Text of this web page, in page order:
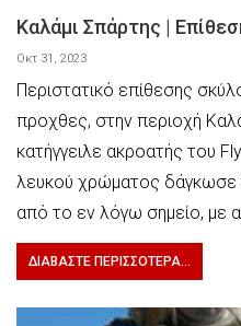
Καλάμι Σπάρτης |
Οκτ 31, 2023
Περιστατικό επίθεσης
προχθες, στην περιοχή
κατήγγειλε ακροατής του
λευκού χρώματος δάγκωσε
από το εν λόγω σημείο, με
ΔΙΑΒΆΣΤΕ ΠΕΡΙΣΣΌΤΕΡΑ...